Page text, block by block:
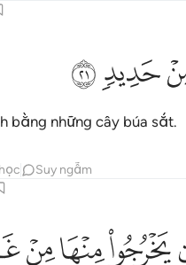
ﲭﲮ
bằng những cây búa sắt.
Suy ngẫm
من غم اعيدوا فيها وذوقوا
مِنْهَا مِنْ غَمٍّﲲﲳﲴ